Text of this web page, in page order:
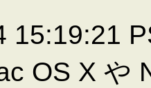
15:19:21
OS X や